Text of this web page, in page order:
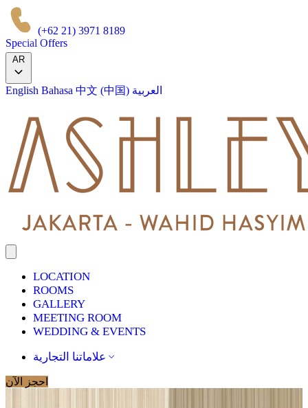
(+62 21) 3971 8189
Special Offers
AR
English Bahasa 中文 (中国) العربية
LOCATION
ROOMS
GALLERY
MEETING ROOM
WEDDING & EVENTS
علاماتنا التجارية
احجز الآن